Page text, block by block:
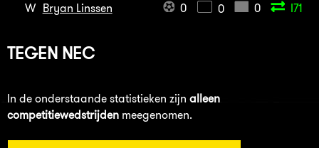
W Bryan Linssen 0 0 0 I71
TEGEN NEC
In de onderstaande statistieken zijn alleen
competitiewedstrijden meegenomen.